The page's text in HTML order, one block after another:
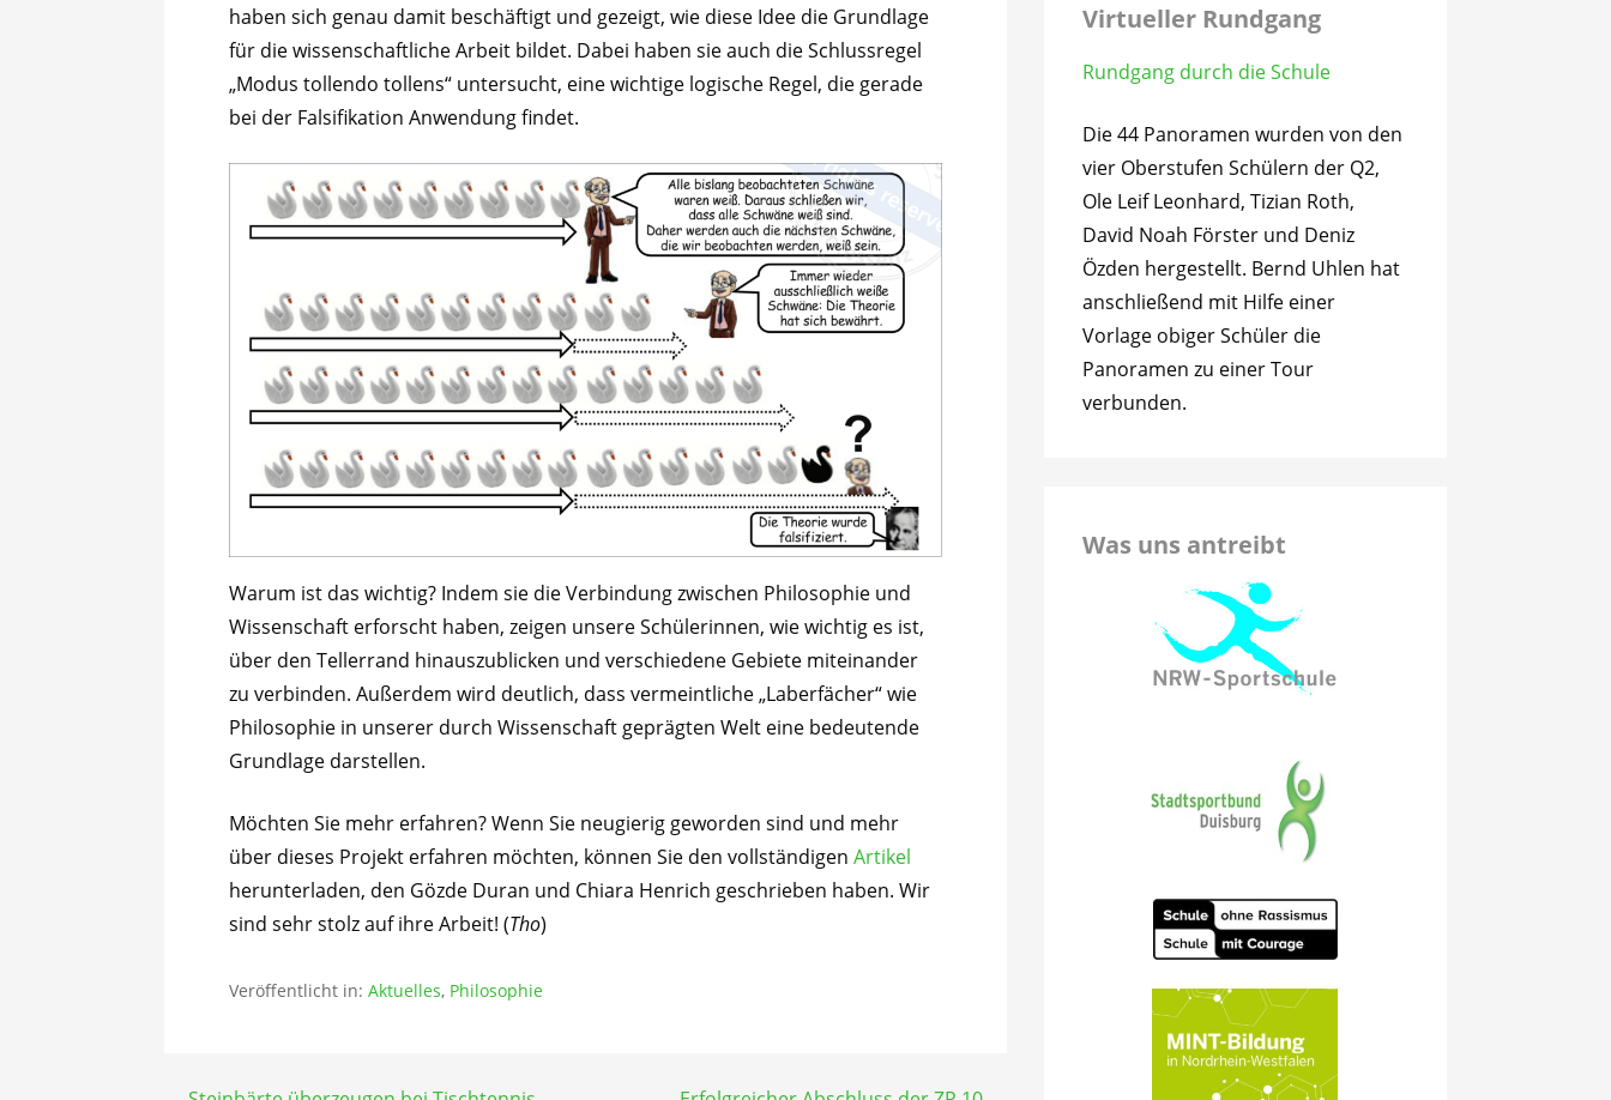
haben sich genau damit beschäftigt und gezeigt, wie diese Idee die Grundlage
für die wissenschaftliche Arbeit bildet. Dabei haben sie auch die Schlussregel
„Modus tollendo tollens“ untersucht, eine wichtige logische Regel, die gerade
bei der Falsifikation Anwendung findet.
Warum ist das wichtig? Indem sie die Verbindung zwischen Philosophie und
Wissenschaft erforscht haben, zeigen unsere Schülerinnen, wie wichtig es ist,
über den Tellerrand hinauszublicken und verschiedene Gebiete miteinander
zu verbinden. Außerdem wird deutlich, dass vermeintliche „Laberfächer“ wie
Philosophie in unserer durch Wissenschaft geprägten Welt eine bedeutende
Grundlage darstellen.
Möchten Sie mehr erfahren? Wenn Sie neugierig geworden sind und mehr
über dieses Projekt erfahren möchten, können Sie den vollständigenArtikel
herunterladen, den Gözde Duran und Chiara Henrich geschrieben haben. Wir
sind sehr stolz auf ihre Arbeit! (Tho)
Veröffentlicht in:Aktuelles, Philosophie
Virtueller Rundgang
Rundgang durch die Schule
Die 44 Panoramen wurden von den
vier Oberstufen Schülern der Q2,
Ole Leif Leonhard, Tizian Roth,
David Noah Förster und Deniz
Özden hergestellt. Bernd Uhlen hat
anschließend mit Hilfe einer
Vorlage obiger Schüler die
Panoramen zu einer Tour
verbunden.
Was uns antreibt